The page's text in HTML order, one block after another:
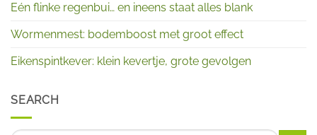
Eén flinke regenbui… en ineens staat alles blank
Wormenmest: bodemboost met groot effect
Eikenspintkever: klein kevertje, grote gevolgen
SEARCH